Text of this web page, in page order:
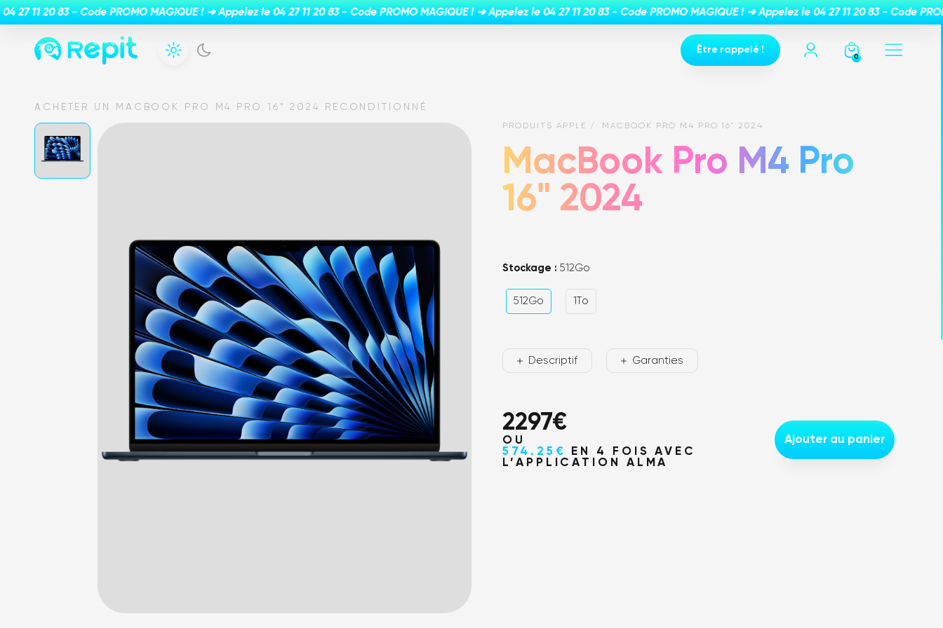
Être rappelé !
0
ACHETER UN MACBOOK PRO M4 PRO 16" 2024 RECONDITIONNÉ
PRODUITS APPLE MACBOOK PRO M4 PRO 16" 2024
MacBook Pro M4 Pro
16" 2024
Stockage :512Go
512Go 1To
Descriptif Garanties
2297€
OU
574.25€
EN 4 FOIS AVEC
L’APPLICATION ALMA
Ajouter au panier